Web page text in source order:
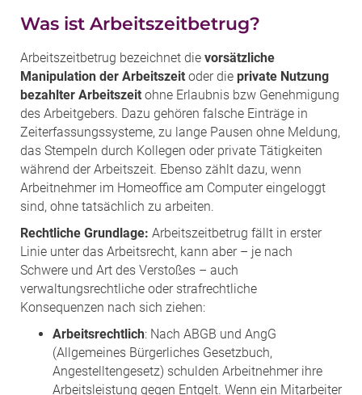
Was ist Arbeitszeitbetrug?
Arbeitszeitbetrug bezeichnet die vorsätzliche
Manipulation der Arbeitszeit oder die private Nutzung
bezahlter Arbeitszeit ohne Erlaubnis bzw Genehmigung
des Arbeitgebers. Dazu gehören falsche Einträge in
Zeiterfassungssysteme, zu lange Pausen ohne Meldung,
das Stempeln durch Kollegen oder private Tätigkeiten
während der Arbeitszeit. Ebenso zählt dazu, wenn
Arbeitnehmer im Homeoffice am Computer eingeloggt
sind, ohne tatsächlich zu arbeiten.
Rechtliche Grundlage: Arbeitszeitbetrug fällt in erster
Linie unter das Arbeitsrecht, kann aber – je nach
Schwere und Art des Verstoßes – auch
verwaltungsrechtliche oder strafrechtliche
Konsequenzen nach sich ziehen:
Arbeitsrechtlich: Nach ABGB und AngG
(Allgemeines Bürgerliches Gesetzbuch,
Angestelltengesetz) schulden Arbeitnehmer ihre
Arbeitsleistung gegen Entgelt. Wenn ein Mitarbeiter